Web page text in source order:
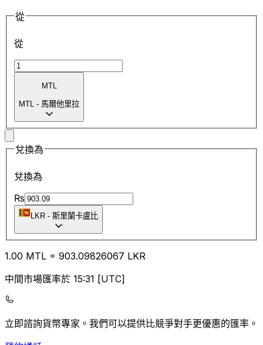
從
從
MTL
MTL - 馬爾他里拉
兌換為
兌換為
₨
LKR - 斯里蘭卡盧比
1.00 MTL = 903.09826067 LKR
中間市場匯率於 15:31 [UTC]
立即諮詢貨幣專家。 我們可以提供比競爭對手更優惠的匯率。